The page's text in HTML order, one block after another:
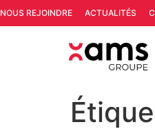
NOUS REJOINDRE ACTUALITÉS